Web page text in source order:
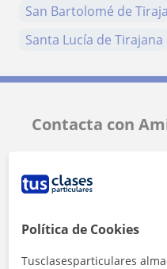
San Bartolomé de
Santa Lucía de Tirajana
Contacta con
Política de Cookies
Tusclasesparticulares